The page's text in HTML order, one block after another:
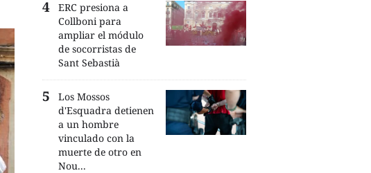
ERC presiona a
Collboni para
ampliar el módulo
de socorristas de
Sant Sebastià
Los Mossos
d'Esquadra detienen
a un hombre
vinculado con la
muerte de otro en
Nou...